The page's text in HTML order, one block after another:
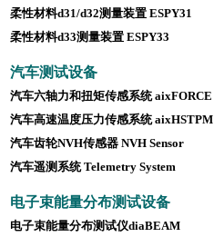
柔性材料d31/d32测量装置 ESPY31
柔性材料d33测量装置 ESPY33
汽车测试设备
汽车六轴力和扭矩传感系统 aixFORCE
汽车高速温度压力传感系统 aixHSTPM
汽车齿轮NVH传感器 NVH Sensor
汽车遥测系统 Telemetry System
电子束能量分布测试设备
电子束能量分布测试仪diaBEAM